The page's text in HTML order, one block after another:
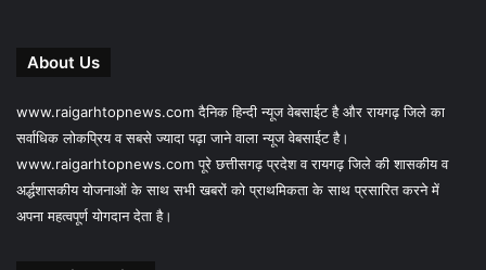
About Us
www.raigarhtopnews.com दैनिक हिन्दी न्यूज वेबसाईट है और रायगढ़ जिले का
सर्वाधिक लोकप्रिय व सबसे ज्यादा पढ़ा जाने वाला न्यूज वेबसाईट है।
www.raigarhtopnews.com पूरे छत्तीसगढ़ प्रदेश व रायगढ़ जिले की शासकीय व
अर्द्धशासकीय योजनाओं के साथ सभी खबरों को प्राथमिकता के साथ प्रसारित करने में
अपना महत्वपूर्ण योगदान देता है।